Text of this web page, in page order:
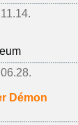
Démon